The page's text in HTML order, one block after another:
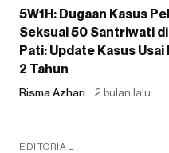
5W1H: Dugaan Kasus
Seksual 50 Santriwati
Pati: Update Kasus Usai
2 Tahun
Risma Azhari 2 bulan lalu
EDITORIAL